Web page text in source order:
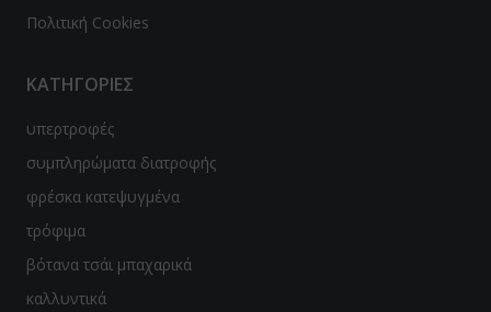
Πολιτική Cookies
ΚΑΤΗΓΟΡΙΕΣ
υπερτροφές
συμπληρώματα διατροφής
φρέσκα κατεψυγμένα
τρόφιμα
βότανα τσάι μπαχαρικά
καλλυντικά